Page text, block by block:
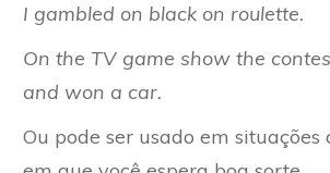
I gambled on black on roulette.
On the TV game show the
and won a car.
Ou pode ser usado em situações